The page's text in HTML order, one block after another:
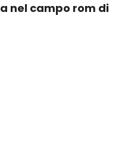
nel campo rom di